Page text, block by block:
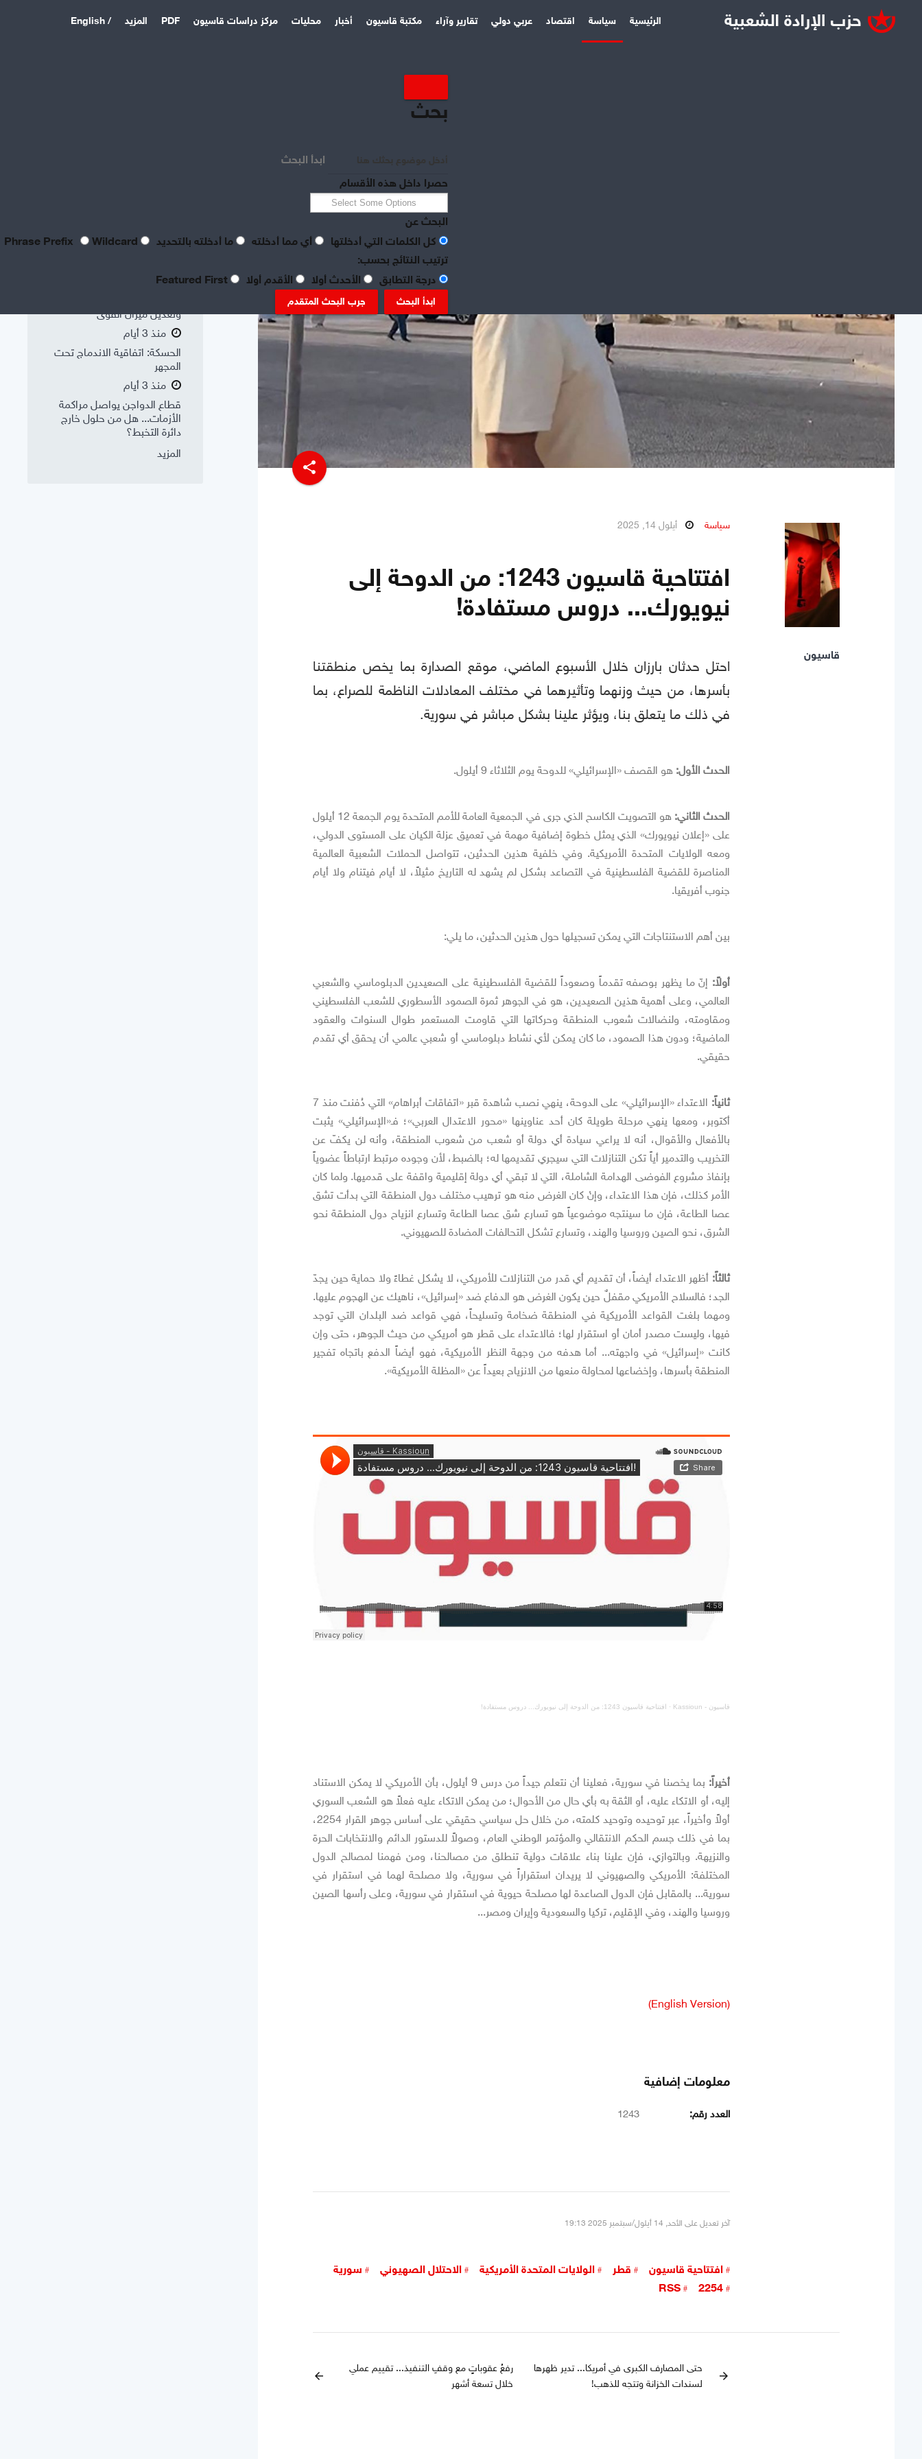
الرئيسية سياسة اقتصاد عربي دولي تقارير وآراء مكتبة قاسيون أخبار محليات مركز دراسات قاسيون PDF المزيد / English
بحث
ابدأ البحث
حصرا داخل هذه الأقسام
البحث عن
كل الكلمات التي أدخلتها
أي مما أدخلته ما أدخلته بالتحديد
Wildcard
ترتيب النتائج بحسب:
درجة التطابق
الأحدث أولا الأقدم أولا
ابدأ البحث جرب البحث المتقدم
share
قاسيون
سياسة أيلول 14, 2025
افتتاحية قاسيون 1243: من الدوحة إلى
نيويورك... دروس مستفادة!
احتل حدثان بارزان خلال الأسبوع الماضي، موقع الصدارة بما يخص منطقتنا
بأسرها، من حيث وزنهما وتأثيرهما في مختلف المعادلات الناظمة للصراع، بما
في ذلك ما يتعلق بنا، ويؤثر علينا بشكل مباشر في سورية.
الحدث الأول: هو القصف «الإسرائيلي» للدوحة يوم الثلاثاء 9 أيلول.
الحدث الثاني:
هو التصويت الكاسح الذي جرى في الجمعية العامة للأمم المتحدة يوم الجمعة 12 أيلول
على «إعلان نيويورك» الذي يمثل خطوة إضافية مهمة في تعميق عزلة الكيان على المستوى الدولي،
ومعه الولايات المتحدة الأمريكية. وفي خلفية هذين الحدثين، تتواصل الحملات الشعبية العالمية
المناصرة للقضية الفلسطينية في التصاعد بشكل لم يشهد له التاريخ مثيلاً، لا أيام فيتنام ولا أيام
جنوب أفريقيا.
بين أهم الاستنتاجات التي يمكن تسجيلها حول هذين الحدثين، ما يلي:
أولاً: إنّ ما يظهر بوصفه تقدماً وصعوداً للقضية الفلسطينية على الصعيدين الدبلوماسي والشعبي
العالمي، وعلى أهمية هذين الصعيدين، هو في الجوهر ثمرة الصمود الأسطوري للشعب الفلسطيني
ومقاومته، ولنضالات شعوب المنطقة وحركاتها التي قاومت المستعمر طوال السنوات والعقود
الماضية؛ ودون هذا الصمود، ما كان يمكن لأي نشاط دبلوماسي أو شعبي عالمي أن يحقق أي تقدم
حقيقي.
ثانياً:
الاعتداء «الإسرائيلي» على الدوحة، ينهي نصب شاهدة قبر «اتفاقات أبراهام» التي دُفنت منذ 7
أكتوبر، ومعها ينهي مرحلة طويلة كان أحد عناوينها «محور الاعتدال العربي»؛ فـ«الإسرائيلي» يثبت
بالأفعال والأقوال، أنه لا يراعي سيادة أي دولة أو شعب من شعوب المنطقة، وأنه لن يكفّ عن
التخريب والتدمير أياً تكن التنازلات التي سيجري تقديمها له؛ بالضبط، لأن وجوده مرتبط ارتباطاً عضوياً
بإنفاذ مشروع الفوضى الهدامة الشاملة، التي لا تبقي أي دولة إقليمية واقفة على قدميها. ولما كان
الأمر كذلك، فإن هذا الاعتداء، وإنْ كان الغرض منه هو ترهيب مختلف دول المنطقة التي بدأت تشق
عصا الطاعة، فإن ما سينتجه موضوعياً هو تسارع شق عصا الطاعة وتسارع انزياح دول المنطقة نحو
الشرق، نحو الصين وروسيا والهند، وتسارع تشكل التحالفات المضادة للصهيوني.
ثالثاً: أظهر الاعتداء أيضاً، أن تقديم أي قدر من التنازلات للأمريكي، لا يشكل غطاءً ولا حماية حين يجدّ
الجد؛ فالسلاح الأمريكي مقفلٌ حين يكون الغرض هو الدفاع ضد «إسرائيل»، ناهيك عن الهجوم عليها.
ومهما بلغت القواعد الأمريكية في المنطقة ضخامة وتسليحاً، فهي قواعد ضد البلدان التي توجد
فيها، وليست مصدر أمان أو استقرار لها؛ فالاعتداء على قطر هو أمريكي من حيث الجوهر، حتى وإن
كانت «إسرائيل» في واجهته... أما هدفه من وجهة النظر الأمريكية، فهو أيضاً الدفع باتجاه تفجير
المنطقة بأسرها، وإخضاعها لمحاولة منعها من الانزياح بعيداً عن «المظلة الأمريكية».
قاسيون - Kassioun · افتتاحية قاسيون 1243: من الدوحة إلى نيويورك... دروس مستفادة!
أخيراً:
بما يخصنا في سورية، فعلينا أن نتعلم جيداً من درس 9 أيلول، بأن الأمريكي لا يمكن الاستناد
إليه، أو الاتكاء عليه، أو الثقة به بأي حال من الأحوال؛ من يمكن الاتكاء عليه فعلاً هو الشعب السوري
أولاً وأخيراً، عبر توحيده وتوحيد كلمته، من خلال حل سياسي حقيقي على أساس جوهر القرار 2254،
بما في ذلك جسم الحكم الانتقالي والمؤتمر الوطني العام، وصولاً للدستور الدائم والانتخابات الحرة
والنزيهة. وبالتوازي، فإن علينا بناء علاقات دولية تنطلق من مصالحنا، ومن فهمنا لمصالح الدول
المختلفة: الأمريكي والصهيوني لا يريدان استقراراً في سورية، ولا مصلحة لهما في استقرار في
سورية... بالمقابل فإن الدول الصاعدة لها مصلحة حيوية في استقرار في سورية، وعلى رأسها الصين
وروسيا والهند، وفي الإقليم، تركيا والسعودية وإيران ومصر...
(English Version)
معلومات إضافية
العدد رقم: 1243
آخر تعديل على الأحد, 14 أيلول/سبتمبر 2025 19:13
افتتاحية قاسيون قطر الولايات المتحدة الأمريكية الاحتلال الصهيوني
سورية
2254
RSS
arrow_forward
حتى المصارف الكبرى في أمريكا... تدير ظهرها
لسندات الخزانة وتتجه للذهب!
رفعُ عقوباتٍ مع وقفِ التنفيذ... تقييم عملي
خلال تسعة أشهر
arrow_back
واقع الصناعة النسيجية
السورية: «عن جد نزعتا»
تنظيم العمال: ضرورة
وتعديل ميزان القوى
منذ 3 أيام
الحسكة: اتفاقية الاندماج تحت
المجهر
منذ 3 أيام
قطاع الدواجن يواصل مراكمة
الأزمات... هل من حلول خارج
دائرة التخبط؟
المزيد